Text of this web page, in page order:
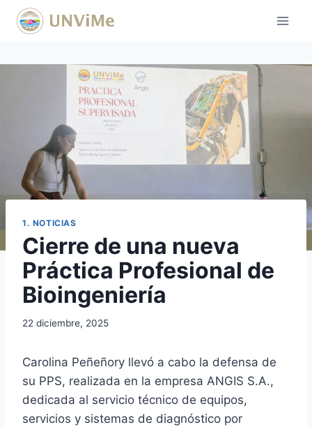
Saltar
1. NOTICIAS
Cierre de una nueva
Práctica Profesional de
Bioingeniería
22 diciembre, 2025
Carolina Peñeñory llevó a cabo la defensa de
su PPS, realizada en la empresa ANGIS S.A.,
dedicada al servicio técnico de equipos,
servicios y sistemas de diagnóstico por